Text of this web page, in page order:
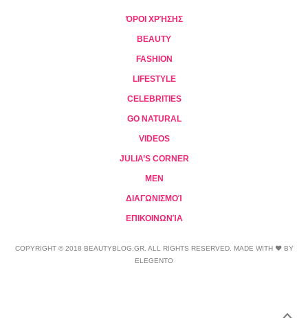
ΌΡΟΙ ΧΡΉΣΗΣ
BEAUTY
FASHION
LIFESTYLE
CELEBRITIES
GO NATURAL
VIDEOS
JULIA’S CORNER
MEN
ΔΙΑΓΩΝΙΣΜΟΊ
ΕΠΙΚΟΙΝΩΝΊΑ
COPYRIGHT © 2018 BEAUTYBLOG.GR. ALL RIGHTS RESERVED. MADE WITH ❤ BY
ELEGENTO